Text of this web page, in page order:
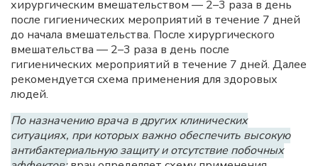
хирургическим вмешательством — 2–3 раза в день
после гигиенических мероприятий в течение 7 дней
до начала вмешательства. После хирургического
вмешательства — 2–3 раза в день после
гигиенических мероприятий в течение 7 дней. Далее
рекомендуется схема применения для здоровых
людей.
По назначению врача в других клинических
ситуациях, при которых важно обеспечить высокую
антибактериальную защиту и отсутствие побочных